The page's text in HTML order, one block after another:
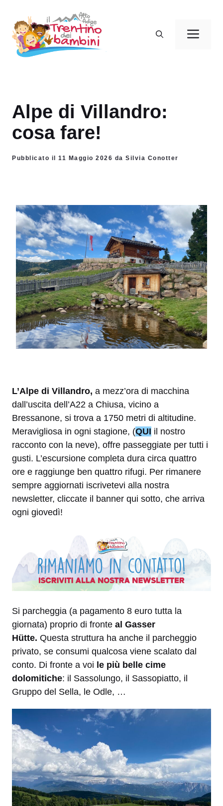
contenuto
Alpe di Villandro:
cosa fare!
Pubblicato il 11 Maggio 2026 da Silvia Conotter
L’Alpe di Villandro, a mezz’ora di macchina
dall’uscita dell’A22 a Chiusa, vicino a
Bressanone, si trova a 1750 metri di altitudine.
Meravigliosa in ogni stagione, (QUI il nostro
racconto con la neve), offre passeggiate per tutti i
gusti. L’escursione completa dura circa quattro
ore e raggiunge ben quattro rifugi. Per rimanere
sempre aggiornati iscrivetevi alla nostra
newsletter, cliccate il banner qui sotto, che arriva
ogni giovedì!
Si parcheggia (a pagamento 8 euro tutta la
giornata) proprio di fronte al Gasser
Hütte. Questa struttura ha anche il parcheggio
privato, se consumi qualcosa viene scalato dal
conto. Di fronte a voi le più belle cime
dolomitiche: il Sassolungo, il Sassopiatto, il
Gruppo del Sella, le Odle, …